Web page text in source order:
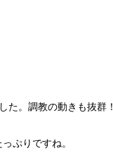
た。調教の動きも抜群！
ぷりですね。